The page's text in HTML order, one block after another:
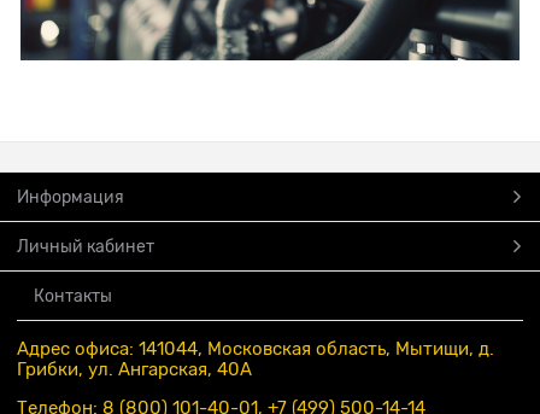
Информация
Личный кабинет
Контакты
Адрес офиса: 141044, Московская область, Мытищи, д.
Грибки, ул. Ангарская, 40А
Телефон: 8 (800) 101-40-01, +7 (499) 500-14-14